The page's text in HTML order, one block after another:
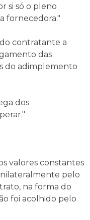
si só o pleno
fornecedora."
contratante a
das
do adimplemento
dos
valores constantes
pelo
na forma do
foi acolhido pelo